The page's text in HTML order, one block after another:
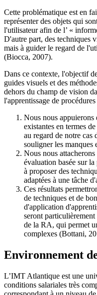
Cette problématique est en
représenter des objets qui
l'utilisateur afin de l’ «
D'autre part, des techniques
mais à guider le regard de
(Biocca, 2007).
Dans ce contexte, l'objectif
guides visuels et des
dehors du champ de vision
l'apprentissage de
Nous nous appuierons
existantes en termes
au regard de notre
souligner les manques
Nous nous
évaluation basée sur
à proposer des
adaptées à une tâche
Ces résultats
de techniques et de
d'application
seront
de la RA, qui permet
complexes (Bottani,
Environnement
L’IMT Atlantique est une
conditions salariales très